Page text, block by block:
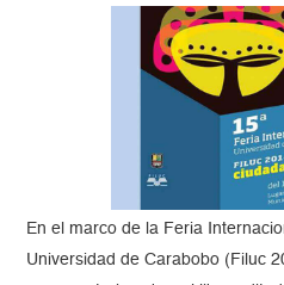
En el marco de la Feria
Universidad de Carabobo (Filuc